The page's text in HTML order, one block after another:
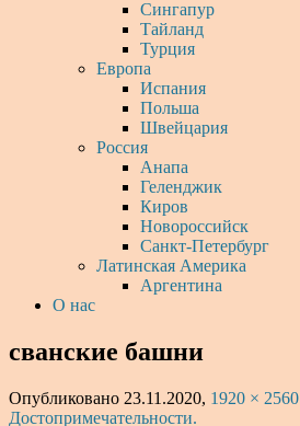
Сингапур
Тайланд
Турция
Европа
Испания
Польша
Швейцария
Россия
Анапа
Геленджик
Киров
Новороссийск
Санкт-Петербург
Латинская Америка
Аргентина
О нас
сванские башни
Опубликовано 23.11.2020, 1920 × 2560
Достопримечательности.